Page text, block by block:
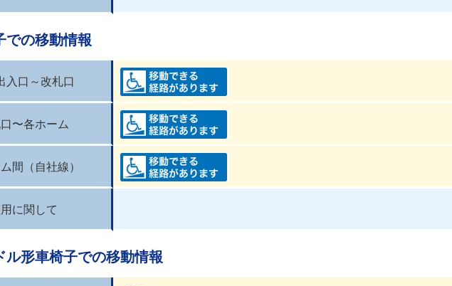
での移動情報
入口～改札口
〜各ホーム
間（自社線）
に関して
ル形車椅子での移動情報